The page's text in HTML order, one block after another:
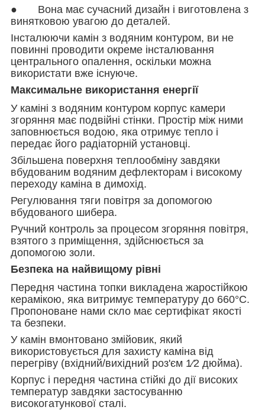
● Вона має сучасний дизайн і виготовлена з
винятковою увагою до деталей.
Інсталюючи камін з водяним контуром, ви не
повинні проводити окреме інсталювання
центрального опалення, оскільки можна
використати вже існуюче.
Максимальне використання енергії
У каміні з водяним контуром корпус камери
згоряння має подвійні стінки. Простір між ними
заповнюється водою, яка отримує тепло і
передає його радіаторній установці.
Збільшена поверхня теплообміну завдяки
вбудованим водяним дефлекторам і високому
переходу каміна в димохід.
Регулювання тяги повітря за допомогою
вбудованого шибера.
Ручний контроль за процесом згоряння повітря,
взятого з приміщення, здійснюється за
допомогою золи.
Безпека на найвищому рівні
Передня частина топки викладена жаростійкою
керамікою, яка витримує температуру до 660°C.
Пропоноване нами скло має сертифікат якості
та безпеки.
У камін вмонтовано змійовик, який
використовується для захисту каміна від
перегріву (вхідний/вихідний роз'єм 1⁄2 дюйма).
Корпус і передня частина стійкі до дії високих
температур завдяки застосуванню
високогатункової сталі.